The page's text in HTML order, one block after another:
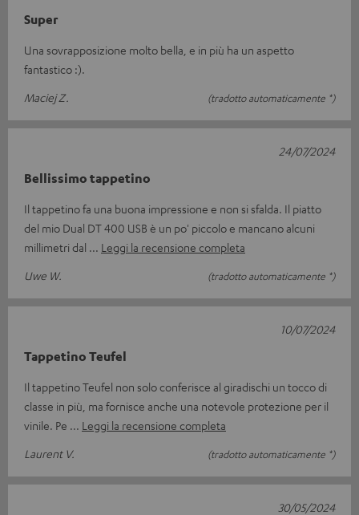
Super
Una sovrapposizione molto bella, e in più ha un aspetto
fantastico :).
Maciej Z.
(tradotto automaticamente *)
Bellissimo tappetino
Il tappetino fa una buona impressione e non si sfalda. Il piatto
del mio Dual DT 400 USB è un po' piccolo e mancano alcuni
millimetri dal
Leggi la recensione completa
Uwe W.
(tradotto automaticamente *)
24/07/2024
Tappetino Teufel
Il tappetino Teufel non solo conferisce al giradischi un tocco di
classe in più, ma fornisce anche una notevole protezione per il
vinile. Pe
Leggi la recensione completa
Laurent V.
(tradotto automaticamente *)
10/07/2024
30/05/2024